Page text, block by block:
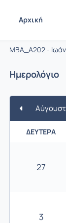
Αρχική
Μάθημα :
Κωδικός :
MBA_A202 -
Ημερολόγιο
ΔΕΥΤΈΡΑ
27
3